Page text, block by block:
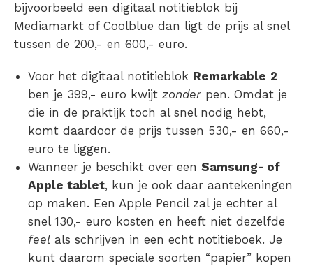
bijvoorbeeld een digitaal notitieblok bij
Mediamarkt of Coolblue dan ligt de prijs al snel
tussen de 200,- en 600,- euro.
Voor het digitaal notitieblok Remarkable 2
ben je 399,- euro kwijt zonder pen. Omdat je
die in de praktijk toch al snel nodig hebt,
komt daardoor de prijs tussen 530,- en 660,-
euro te liggen.
Wanneer je beschikt over een Samsung- of
Apple tablet, kun je ook daar aantekeningen
op maken. Een Apple Pencil zal je echter al
snel 130,- euro kosten en heeft niet dezelfde
feel als schrijven in een echt notitieboek. Je
kunt daarom speciale soorten “papier” kopen